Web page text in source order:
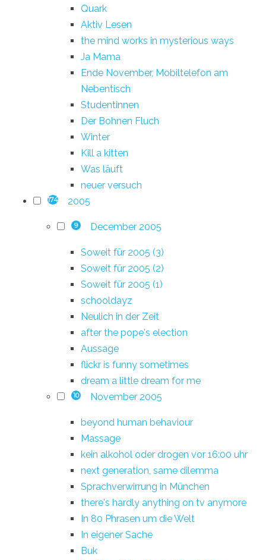
Quark
Aktiv Lesen
the mind works in mysterious ways
Ja Mama
Ende November, Mobiltelefon am
Nebentisch
Studentinnen
Der Bohnen Fluch
Winter
Kill a kitten
Was läuft
neuer versuch
174 2005
9 December 2005
Soweit für 2005 (3)
Soweit für 2005 (2)
Soweit für 2005 (1)
schooldayz
Neulich in der Zeit
after the pope's election
Aussage
flickr is funny sometimes
dream a little dream for me
10 November 2005
beyond human behaviour
Massage
kein alkohol oder drogen vor 16:00 uhr
next generation, same dilemma
Sprachverwirrung in München
there's hardly anything on tv anymore
In 80 Phrasen um die Welt
In eigener Sache
Buk